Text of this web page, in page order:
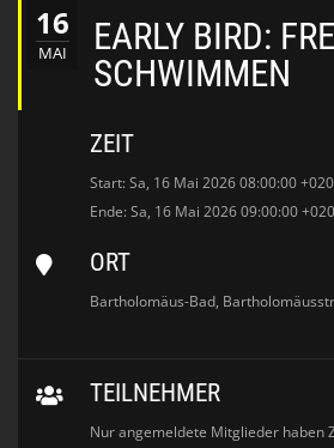
16
MAI
EARLY BIRD:
SCHWIMMEN
ZEIT
Start: Sa, 16 Mai 2026 08:00:00
Ende: Sa, 16 Mai 2026 09:00:00
ORT
Bartholomäus-Bad,
TEILNEHMER
Nur angemeldete Mitglieder haben